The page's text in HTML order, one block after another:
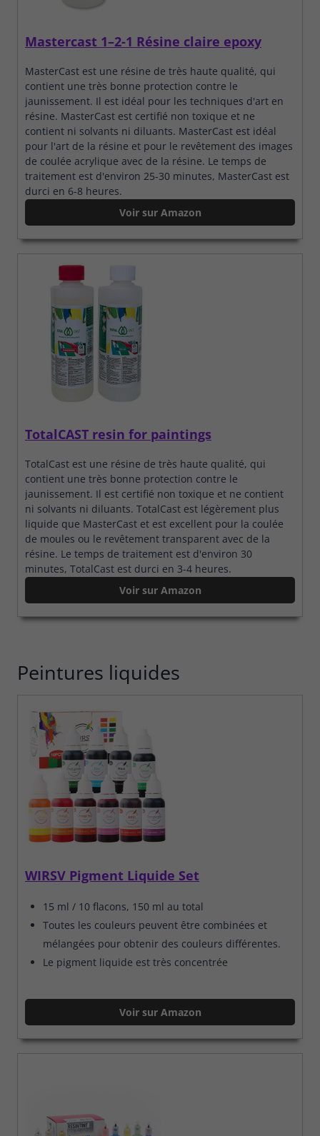
Mastercast 1–2-1 Résine claire epoxy
MasterCast est une résine de très haute qualité, qui
contient une très bonne protection contre le
jaunissement. Il est idéal pour les techniques d'art en
résine. MasterCast est certifié non toxique et ne
contient ni solvants ni diluants. MasterCast est idéal
pour l'art de la résine et pour le revêtement des images
de coulée acrylique avec de la résine. Le temps de
traitement est d'environ 25-30 minutes, MasterCast est
durci en 6-8 heures.
Voir sur Amazon
TotalCAST resin for paintings
TotalCast est une résine de très haute qualité, qui
contient une très bonne protection contre le
jaunissement. Il est certifié non toxique et ne contient
ni solvants ni diluants. TotalCast est légèrement plus
liquide que MasterCast et est excellent pour la coulée
de moules ou le revêtement transparent avec de la
résine. Le temps de traitement est d'environ 30
minutes, TotalCast est durci en 3-4 heures.
Voir sur Amazon
Peintures liquides
WIRSV Pigment Liquide Set
15 ml / 10 flacons, 150 ml au total
Toutes les couleurs peuvent être combinées et
mélangées pour obtenir des couleurs différentes.
Le pigment liquide est très concentrée
Voir sur Amazon